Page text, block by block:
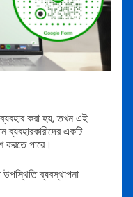
করা হয়, তখন এই
একটি
করতে পারে।
ব্যবস্থাপনা